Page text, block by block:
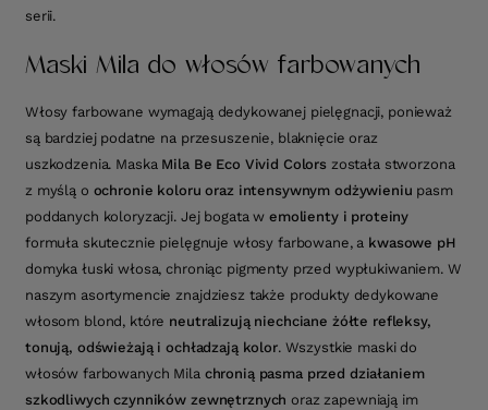
serii.
Maski Mila do włosów farbowanych
Włosy farbowane wymagają dedykowanej pielęgnacji, ponieważ
są bardziej podatne na przesuszenie, blaknięcie oraz
uszkodzenia. Maska Mila Be Eco Vivid Colors została stworzona
z myślą o ochronie koloru oraz intensywnym odżywieniu pasm
poddanych koloryzacji. Jej bogata w emolienty i proteiny
formuła skutecznie pielęgnuje włosy farbowane, a kwasowe pH
domyka łuski włosa, chroniąc pigmenty przed wypłukiwaniem. W
naszym asortymencie znajdziesz także produkty dedykowane
włosom blond, które neutralizują niechciane żółte refleksy,
tonują, odświeżają i ochładzają kolor. Wszystkie maski do
włosów farbowanych Mila chronią pasma przed działaniem
szkodliwych czynników zewnętrznych oraz zapewniają im